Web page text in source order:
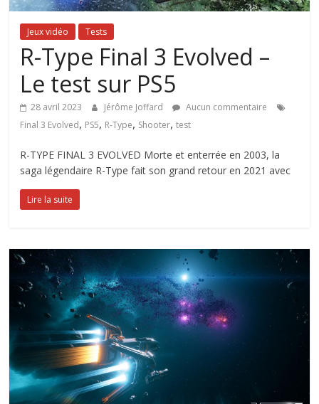
Jeux vidéo Tests
R-Type Final 3 Evolved –
Le test sur PS5
28 avril 2023 Jérôme Joffard
Aucun commentaire
Final 3 Evolved, PS5, R-Type, Shooter,test
R-TYPE FINAL 3 EVOLVED Morte et enterrée en 2003, la
saga légendaire R-Type fait son grand retour en 2021 avec
Lire la suite